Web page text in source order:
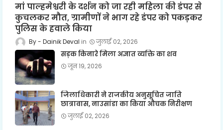
मां पाल्हमेश्वरी के दर्शन को जा रही महिला की डंपर से
कुचलकर मौत, ग्रामीणों ने भाग रहे डंपर को पकड़कर
पुलिस के हवाले किया
Dainik Deval जुलाई 02, 2026
सड़क किनारे मिला अज्ञात व्यक्ति का शव
जून 19, 2026
जिलाधिकारी ने राजकीय अनुसूचित जाति
छात्रावास, नाउसांडा का किया औचक निरीक्षण
जुलाई 02, 2026